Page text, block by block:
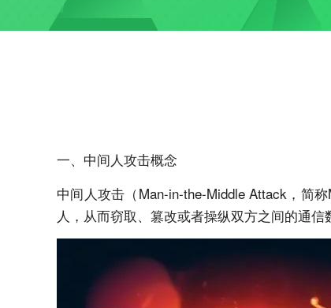
一、中间人攻击概念
中间人攻击（Man-in-the-Middle Attack，简
人，从而窃取、篡改或者操纵双方之间的通